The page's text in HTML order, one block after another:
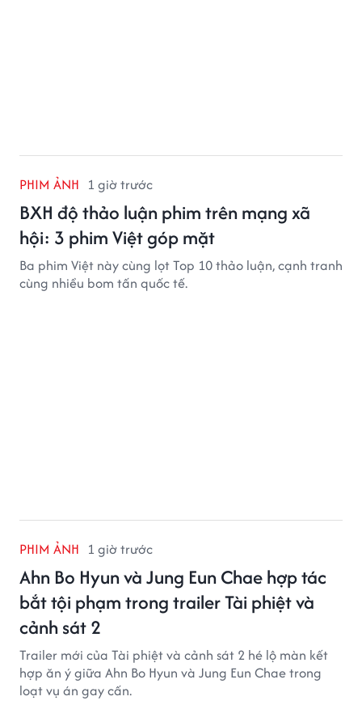
PHIM ẢNH 1 giờ trước
BXH độ thảo luận phim trên mạng xã
hội: 3 phim Việt góp mặt
Ba phim Việt này cùng lọt Top 10 thảo luận, cạnh tranh
cùng nhiều bom tấn quốc tế.
PHIM ẢNH 1 giờ trước
Ahn Bo Hyun và Jung Eun Chae hợp tác
bắt tội phạm trong trailer Tài phiệt và
cảnh sát 2
Trailer mới của Tài phiệt và cảnh sát 2 hé lộ màn kết
hợp ăn ý giữa Ahn Bo Hyun và Jung Eun Chae trong
loạt vụ án gay cấn.